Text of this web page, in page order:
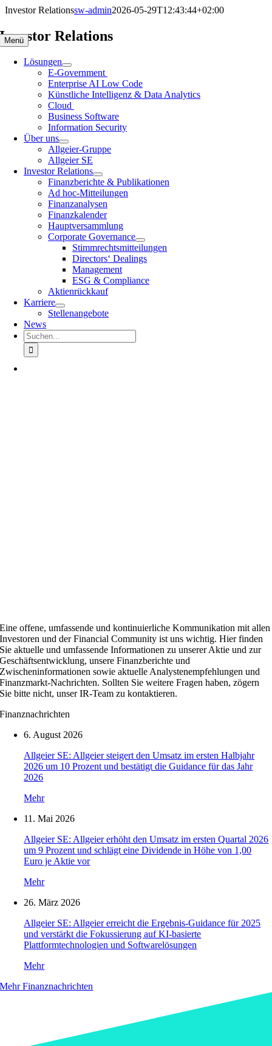
Zum
springen
Menü
Lösungen
E-Government
Enterprise AI Low Code
Künstliche Intelligenz & Data Analytics
Cloud
Business Software
Information Security
Über uns
Allgeier-Gruppe
Allgeier SE
Investor Relations
Finanzberichte & Publikationen
Ad hoc-Mitteilungen
Finanzanalysen
Finanzkalender
Hauptversammlung
Corporate Governance
Stimmrechtsmitteilungen
Directors‘ Dealings
Management
ESG & Compliance
Aktienrückkauf
Karriere
Stellenangebote
News
Suche
nach:
Investor Relationssw-admin2026-05-29T12:43:44+02:00
Investor Relations
Eine offene, umfassende und kontinuierliche Kommunikation mit allen
Investoren und der Financial Community ist uns wichtig. Hier finden
Sie aktuelle und umfassende Informationen zu unserer Aktie und zur
Geschäftsentwicklung, unsere Finanzberichte und
Zwischeninformationen sowie aktuelle Analystenempfehlungen und
Finanzmarkt-Nachrichten. Sollten Sie weitere Fragen haben, zögern
Sie bitte nicht, unser IR-Team zu kontaktieren.
Finanznachrichten
6. August 2026
Allgeier SE: Allgeier steigert den Umsatz im ersten Halbjahr
2026 um 10 Prozent und bestätigt die Guidance für das Jahr
2026
Mehr
11. Mai 2026
Allgeier SE: Allgeier erhöht den Umsatz im ersten Quartal 2026
um 9 Prozent und schlägt eine Dividende in Höhe von 1,00
Euro je Aktie vor
Mehr
26. März 2026
Allgeier SE: Allgeier erreicht die Ergebnis-Guidance für 2025
und verstärkt die Fokussierung auf KI‑basierte
Plattformtechnologien und Softwarelösungen
Mehr
Mehr Finanznachrichten